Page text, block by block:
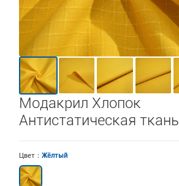
Модакрил Хлопок
Антистатическая ткань
Цвет：Жёлтый